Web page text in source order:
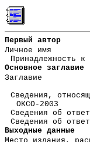
Первый автор
Личное имя
Принадлежность к
Основное заглавие
Заглавие
Сведения,
ОКСО-2003
Сведения об
Сведения об
Выходные данные